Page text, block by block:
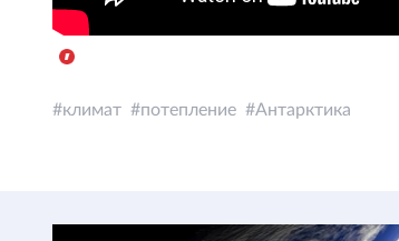
климат потепление Антарктика